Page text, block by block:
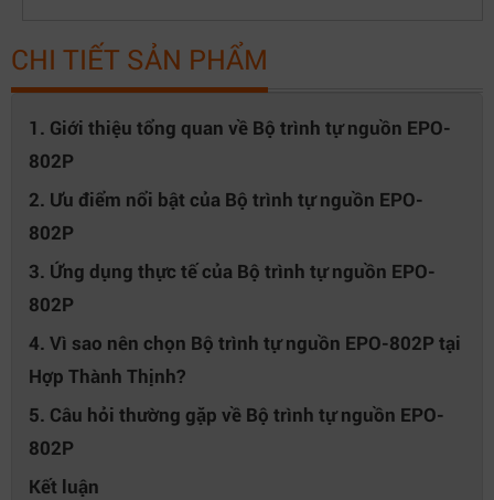
CHI TIẾT SẢN PHẨM
1. Giới thiệu tổng quan về Bộ trình tự nguồn EPO-
802P
2. Ưu điểm nổi bật của Bộ trình tự nguồn EPO-
802P
3. Ứng dụng thực tế của Bộ trình tự nguồn EPO-
802P
4. Vì sao nên chọn Bộ trình tự nguồn EPO-802P tại
Hợp Thành Thịnh?
5. Câu hỏi thường gặp về Bộ trình tự nguồn EPO-
802P
Kết luận